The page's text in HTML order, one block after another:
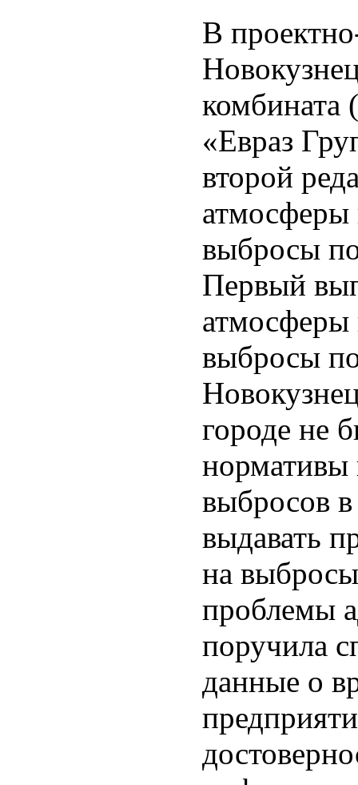
В
«Евраз
второй
атмосферы
выбросы
Первый
атмосферы
выбросы
городе не
нормативы
выбросов
выдавать
на
проблемы
поручила
данные о